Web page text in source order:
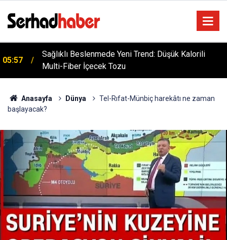
05:57
Sağlıklı Beslenmede Yeni Trend: Düşük Kalorili
Multi-Fiber İçecek Tozu
Anasayfa Dünya
Tel-Rıfat-Münbiç harekâtı ne zaman
başlayacak?